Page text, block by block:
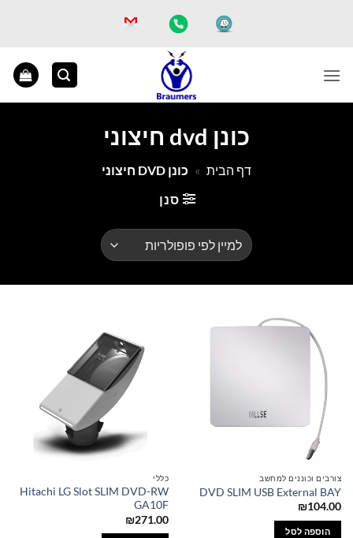
כונן dvd חיצוני
דף הבית » כונן DVD חיצוני
סנן
צורבים וכוננים למחשב
DVD SLIM USB External BAY
₪104.00
הוספה לסל
כללי
Hitachi LG Slot SLIM DVD-RW
GA10F
₪271.00